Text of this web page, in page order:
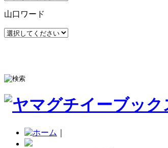
山口ワード